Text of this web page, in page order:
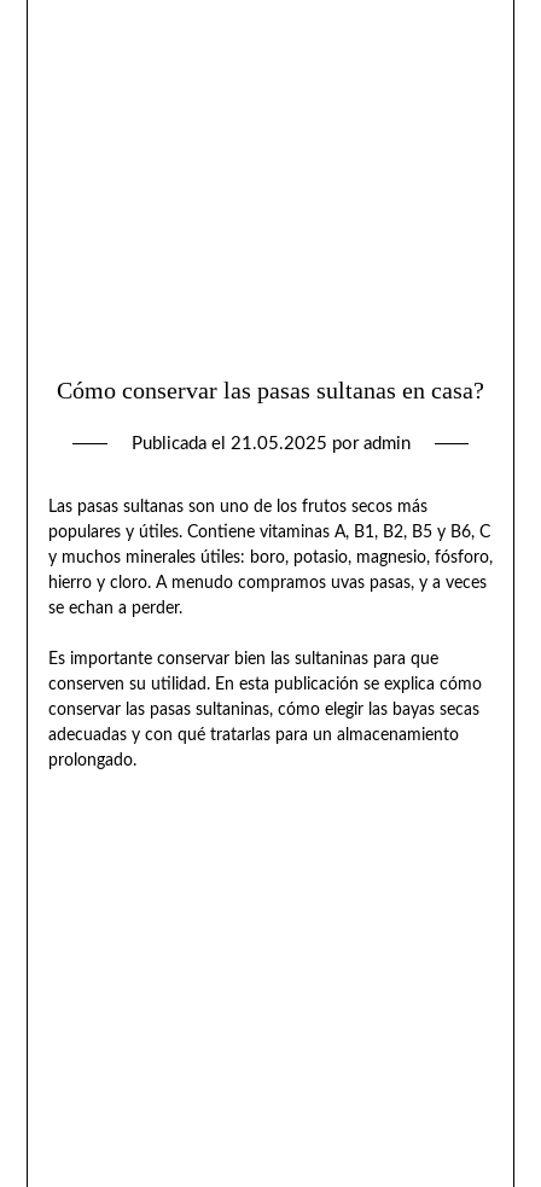
Cómo conservar las pasas sultanas en casa?
Publicada el 21.05.2025 por admin
Las pasas sultanas son uno de los frutos secos más
populares y útiles. Contiene vitaminas A, B1, B2, B5 y B6, C
y muchos minerales útiles: boro, potasio, magnesio, fósforo,
hierro y cloro. A menudo compramos uvas pasas, y a veces
se echan a perder.
Es importante conservar bien las sultaninas para que
conserven su utilidad. En esta publicación se explica cómo
conservar las pasas sultaninas, cómo elegir las bayas secas
adecuadas y con qué tratarlas para un almacenamiento
prolongado.